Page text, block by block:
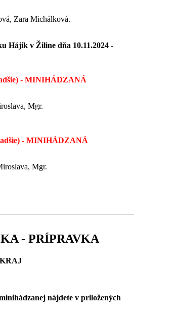
Zara Michálková.
Hájik v Žiline dňa 10.11.2024 -
- MINIHÁDZANÁ
Mgr.
- MINIHÁDZANÁ
Mgr.
- PRÍPRAVKA
nájdete v priložených